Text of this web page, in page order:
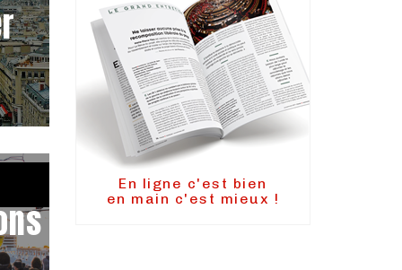
En ligne c'est bien
en main c'est mieux !